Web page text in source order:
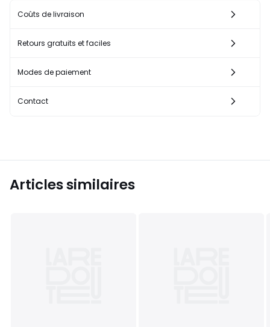
Coûts de livraison
Retours gratuits et faciles
Modes de paiement
Contact
Articles similaires